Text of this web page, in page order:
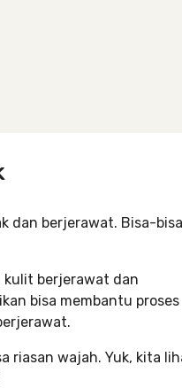
dan berjerawat. Bisa-bisa
berjerawat dan
bisa membantu proses
riasan wajah. Yuk, kita